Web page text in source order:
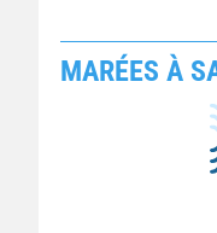
MARÉES À